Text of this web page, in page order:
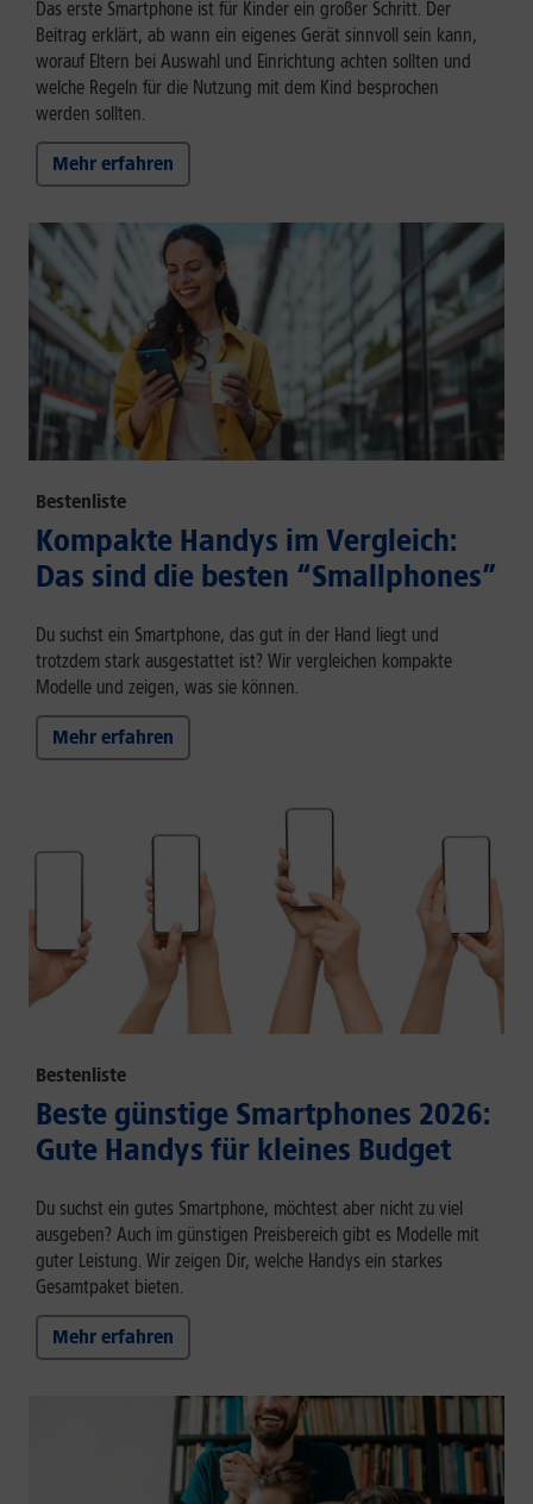
Das erste Smartphone ist für Kinder ein großer Schritt. Der
Beitrag erklärt, ab wann ein eigenes Gerät sinnvoll sein kann,
worauf Eltern bei Auswahl und Einrichtung achten sollten und
welche Regeln für die Nutzung mit dem Kind besprochen
werden sollten.
Mehr erfahren
Bestenliste
Kompakte Handys im Vergleich:
Das sind die besten “Smallphones”
Du suchst ein Smartphone, das gut in der Hand liegt und
trotzdem stark ausgestattet ist? Wir vergleichen kompakte
Modelle und zeigen, was sie können.
Mehr erfahren
Bestenliste
Beste günstige Smartphones 2026:
Gute Handys für kleines Budget
Du suchst ein gutes Smartphone, möchtest aber nicht zu viel
ausgeben? Auch im günstigen Preisbereich gibt es Modelle mit
guter Leistung. Wir zeigen Dir, welche Handys ein starkes
Gesamtpaket bieten.
Mehr erfahren